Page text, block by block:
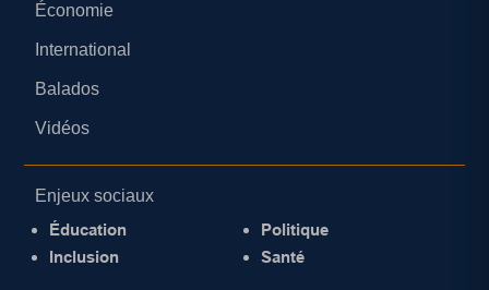
Économie
International
Balados
Vidéos
Enjeux sociaux
Éducation
Inclusion
Politique
Santé